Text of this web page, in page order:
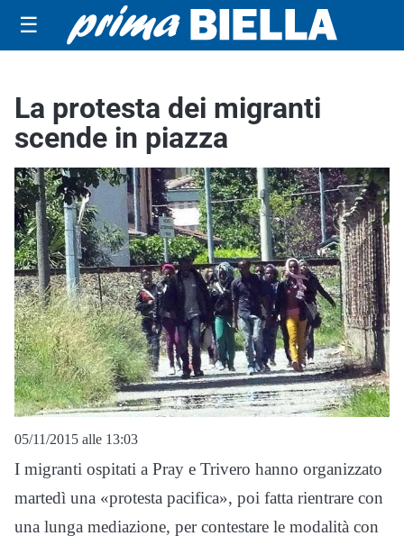
☰
La protesta dei migranti
scende in piazza
05/11/2015 alle 13:03
I migranti ospitati a Pray e Trivero hanno organizzato
martedì una «protesta pacifica», poi fatta rientrare con
una lunga mediazione, per contestare le modalità con